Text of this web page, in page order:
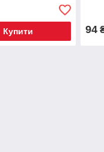
Купити 94